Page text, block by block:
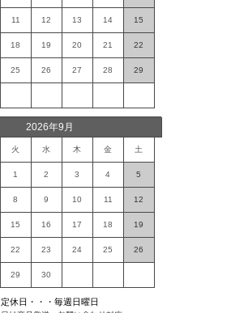
11 12 13 14 15
18 19 20 21 22
25 26 27 28 29
2026年9月
火 水 木 金 土
1 2 3 4 5
8 9 10 11 12
15 16 17 18 19
22 23 24 25 26
29 30
定休日・・・毎週日曜日